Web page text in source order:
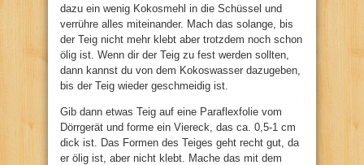
dazu ein wenig Kokosmehl in die Schüssel und
verrühre alles miteinander. Mach das solange, bis
der Teig nicht mehr klebt aber trotzdem noch schon
ölig ist. Wenn dir der Teig zu fest werden sollten,
dann kannst du von dem Kokoswasser dazugeben,
bis der Teig wieder geschmeidig ist.
Gib dann etwas Teig auf eine Paraflexfolie vom
Dörrgerät und forme ein Viereck, das ca. 0,5-1 cm
dick ist. Das Formen des Teiges geht recht gut, da
er ölig ist, aber nicht klebt. Mache das mit dem